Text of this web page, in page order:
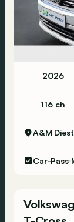
2026
116 ch
A&M
Car-Pass